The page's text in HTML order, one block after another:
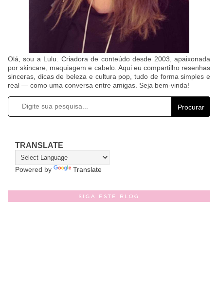
Olá, sou a Lulu. Criadora de conteúdo desde 2003, apaixonada
por skincare, maquiagem e cabelo. Aqui eu compartilho resenhas
sinceras, dicas de beleza e cultura pop, tudo de forma simples e
real — como uma conversa entre amigas. Seja bem-vinda!
Procurar
TRANSLATE
Powered by Translate
SIGA ESTE BLOG